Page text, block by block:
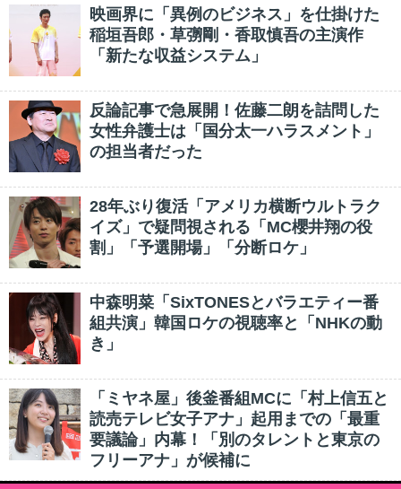
映画界に「異例のビジネス」を仕掛けた
稲垣吾郎・草彅剛・香取慎吾の主演作
「新たな収益システム」
反論記事で急展開！佐藤二朗を詰問した
女性弁護士は「国分太一ハラスメント」
の担当者だった
28年ぶり復活「アメリカ横断ウルトラク
イズ」で疑問視される「MC櫻井翔の役
割」「予選開場」「分断ロケ」
中森明菜「SixTONESとバラエティー番
組共演」韓国ロケの視聴率と「NHKの動
き」
「ミヤネ屋」後釜番組MCに「村上信五と
読売テレビ女子アナ」起用までの「最重
要議論」内幕！「別のタレントと東京の
フリーアナ」が候補に